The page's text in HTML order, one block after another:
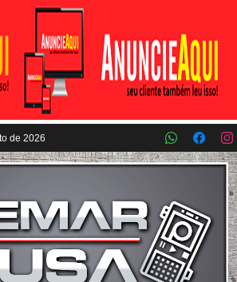
para o conteúdo principal
de 2026